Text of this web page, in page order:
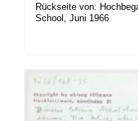
Rückseite von:
School, Juni 1966